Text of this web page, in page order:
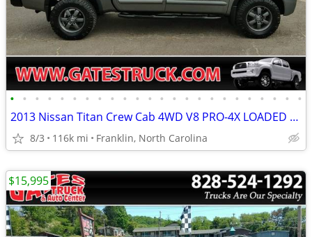
• • • • • • • • • • • • • • • • • • • • • • • •
2013 Nissan Titan Crew Cab 4WD V8 PRO-4X LOADED *Gray*
8/3 116k mi Franklin, North Carolina
$15,995